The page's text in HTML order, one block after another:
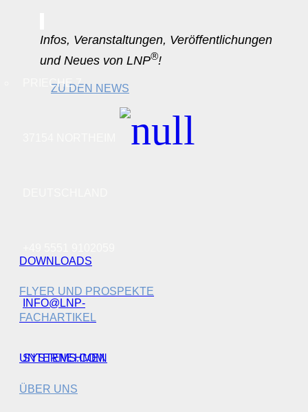
PRIECHE 7
INFO@LNP-
SYSTEMS.COM
Infos, Veranstaltungen, Veröffentlichungen
und Neues von LNP®!
ZU DEN NEWS
DOWNLOADS
FLYER UND PROSPEKTE
FACHARTIKEL
UNTERNEHMEN
ÜBER UNS